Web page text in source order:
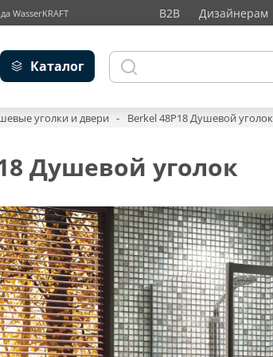
WasserKRAFT B2B Дизайнерам
Каталог
уголки и двери Berkel 48P18 Душевой уголок
Душевой уголок